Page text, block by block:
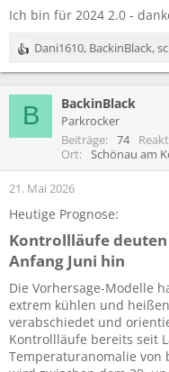
n
Ich bin für 2024 2.0 -
R
e
i
n
e
:
Dani1610, BackinBlack,
B BackinBlack
Parkrocker
Beiträge
74
Ort
Schönau am
21. Mai 2026
Heutige Prognose:
Kontrollläufe
Anfang Juni hin​
Die Vorhersage-Modelle
extrem kühlen und
verabschiedet und
Kontrollläufe bereits seit
Temperaturanomalie von